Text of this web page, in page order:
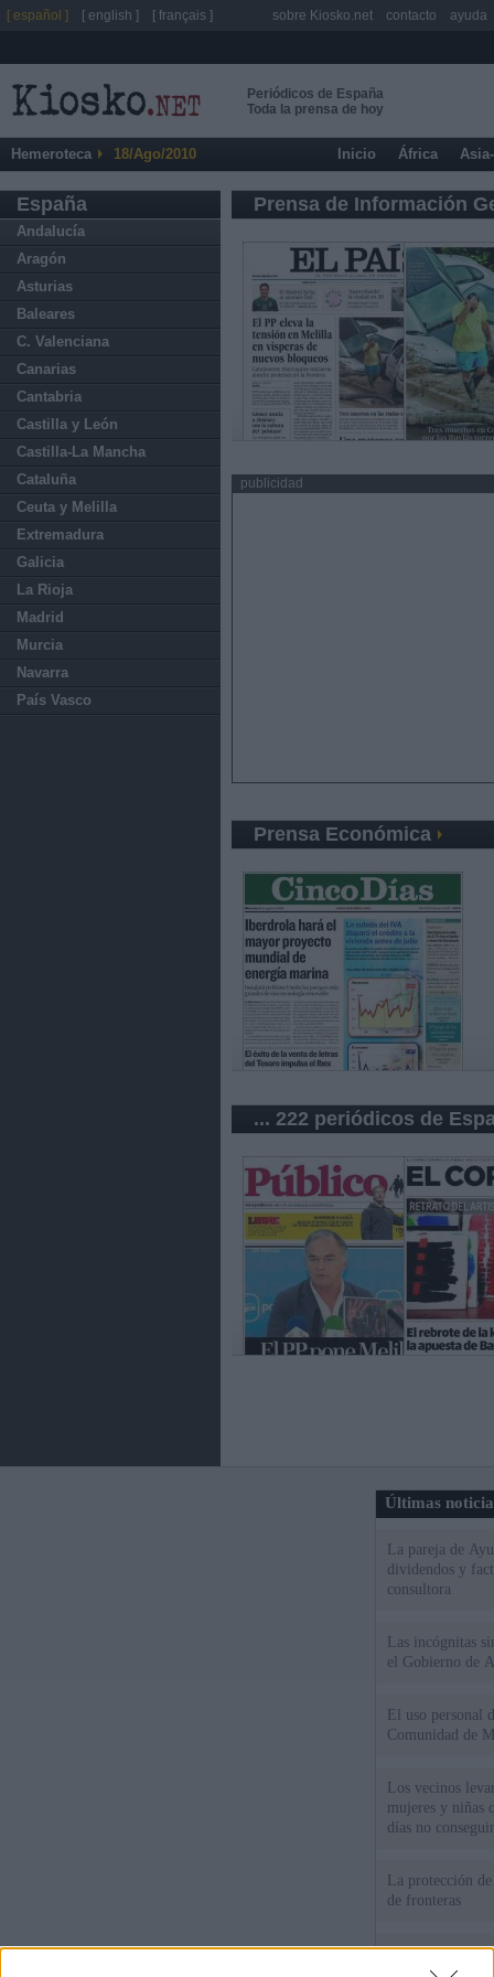
Periódicos de España
Toda la prensa de hoy
Hemeroteca 18/Ago/2010 Inicio África
España
Andalucía
Aragón
Asturias
Baleares
C. Valenciana
Canarias
Cantabria
Castilla y León
Castilla-La Mancha
Cataluña
Ceuta y Melilla
Extremadura
Galicia
La Rioja
Madrid
Murcia
Navarra
País Vasco
Prensa de Información
publicidad
Prensa Económica
... 222 periódicos de
Últimas
La pareja de
dividendos y
consultora
Las incógnitas
el Gobierno de
El uso personal
Comunidad de
Los vecinos
mujeres y niñas
días no
La protección
de fronteras
Meloni
mientras llama
[ español ] [ english ] [ français ] sobre Kiosko.net contacto ayuda